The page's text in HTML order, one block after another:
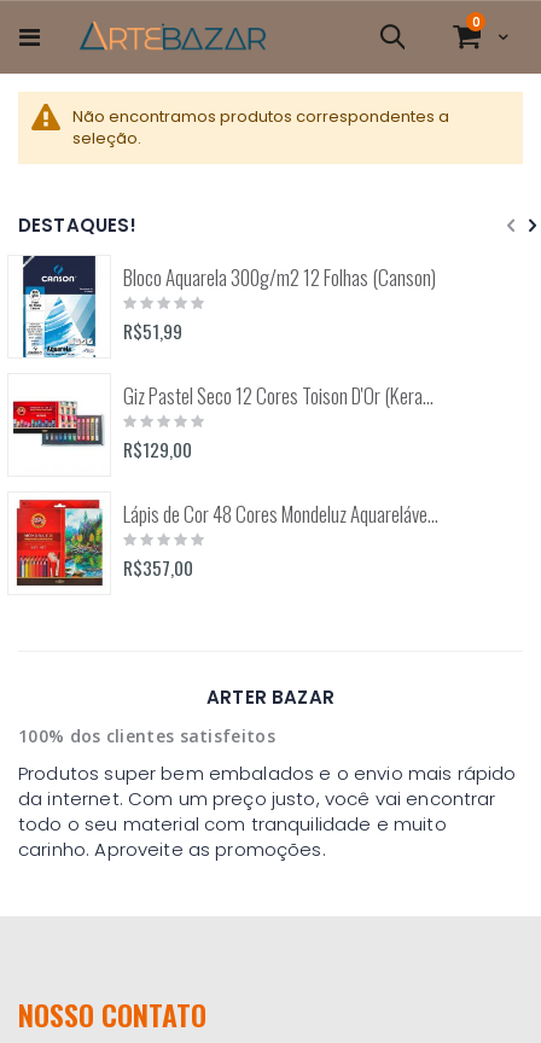
para
o
conteúdo
Cart
0itens
Pesquisa
Não encontramos produtos correspondentes a
seleção.
DESTAQUES!
Bloco Aquarela 300g/m2 12 Folhas (Canson)
Rating:
0%
R$51,99
Giz Pastel Seco 12 Cores Toison D'Or (Keramik) 8512
Rating:
0%
R$129,00
Lápis de Cor 48 Cores Mondeluz Aquarelável (Koh-I-Noor)
Rating:
0%
R$357,00
ARTER BAZAR
100% dos clientes satisfeitos
Produtos super bem embalados e o envio mais rápido
da internet. Com um preço justo, você vai encontrar
todo o seu material com tranquilidade e muito
carinho. Aproveite as promoções.
NOSSO CONTATO